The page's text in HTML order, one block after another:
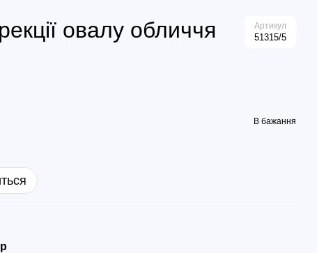
овалу обличчя
Артикул
51315/5
В бажання